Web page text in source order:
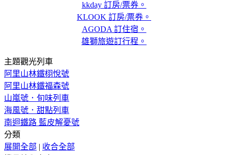
kkday 訂房/票券。
KLOOK 訂房/票券。
AGODA 訂住宿。
雄獅旅遊訂行程。
主題觀光列車
阿里山林鐵栩悅號
阿里山林鐵福森號
山嵐號．旬味列車
海風號．甜點列車
南迴鐵路 藍皮解憂號
分類
展開全部 | 收合全部